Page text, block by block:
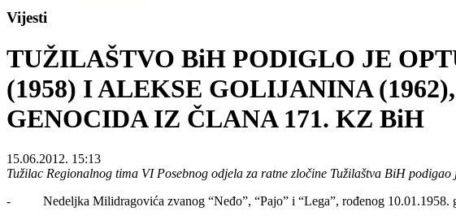
Vijesti
TUŽILAŠTVO BiH PODIGLO JE
(1958) I ALEKSE GOLIJANINA
GENOCIDA IZ ČLANA 171. KZ BiH
15.06.2012. 15:13
Tužilac Regionalnog tima VI Posebnog odjela za ratne zločine Tužilaštva BiH podigao
- Nedeljka Milidragovića zvanog “Neđo”, “Pajo” i “Lega”, rođenog 10.01.1958.